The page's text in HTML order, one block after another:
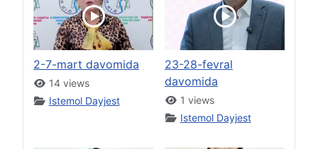
2-7-mart davomida
14 views
Istemol Dayjest
23-28-fevral
davomida
1 views
Istemol Dayjest